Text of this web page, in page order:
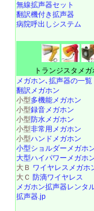
無線拡声器セット
翻訳機付き拡声器
病院呼出しシステム
トランジスタメガ
メガホン､拡声器の一覧
翻訳メガホン
小型多機能メガホン
小型録音メガホン
小型防水メガホン
小型非常用メガホン
小型ハンドメガホン
小型ショルダーメガホ
大型ハイパワーメガホ
大Ｂ ワイヤレスメガホ
大Ｃ 防滴ワイヤレス
メガホン拡声器レンタ
拡声器.jp